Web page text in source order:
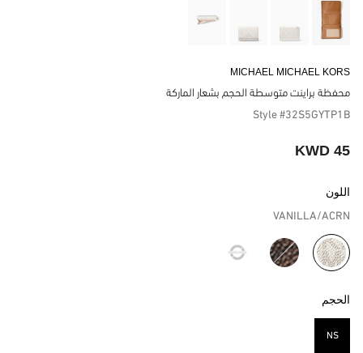
MICHAEL MICHAEL KORS
محفظة براينت متوسطة الحجم بشعار الماركة
Style #32S5GYTP1B
45 KWD
اللون
VANILLA/ACRN
مختار
الحجم
NS